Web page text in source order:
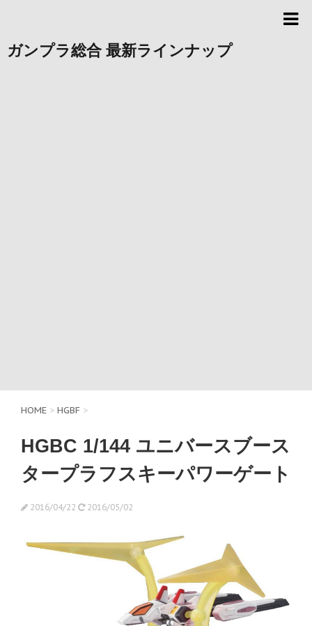
ガンプラ総合 最新ラインナップ
HOME > HGBF >
HGBC 1/144 ユニバースブース
タープラフスキーパワーゲート
2016/04/22 2016/05/02